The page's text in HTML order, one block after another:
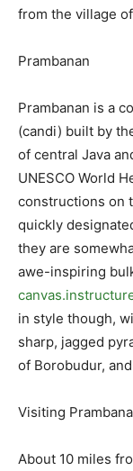
from the village
Prambanan
Prambanan is a
(candi) built by
of central Java
UNESCO World
constructions on
quickly
they are
awe-inspiring
in style though,
sharp, jagged
of Borobudur,
Visiting
About 10 miles